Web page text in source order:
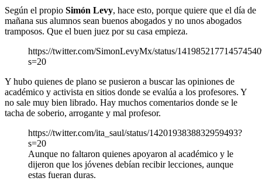
Según el propio Simón Levy, hace esto, porque quiere que el día de
mañana sus alumnos sean buenos abogados y no unos abogados
tramposos. Que el buen juez por su casa empieza.
https://twitter.com/SimonLevyMx/status/
s=20
Y hubo quienes de plano se pusieron a buscar las opiniones de
académico y activista en sitios donde se evalúa a los profesores. Y
no sale muy bien librado. Hay muchos comentarios donde se le
tacha de soberio, arrogante y mal profesor.
https://twitter.com/ita_saul/status/1420193838832959493?
s=20
Aunque no faltaron quienes apoyaron al académico y le
dijeron que los jóvenes debían recibir lecciones, aunque
estas fueran duras.